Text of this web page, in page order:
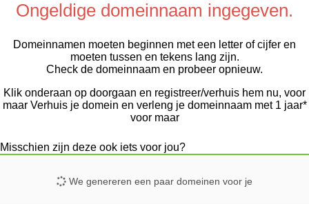
Ongeldige domeinnaam ingegeven.
Domeinnamen moeten beginnen met een letter of cijfer en
moeten tussen en tekens lang zijn.
Check de domeinnaam en probeer opnieuw.
Klik onderaan op doorgaan en registreer/verhuis hem nu, voor
maar Verhuis je domein en verleng je domeinnaam met 1 jaar*
voor maar
Misschien zijn deze ook iets voor jou?
We genereren een paar domeinen voor je